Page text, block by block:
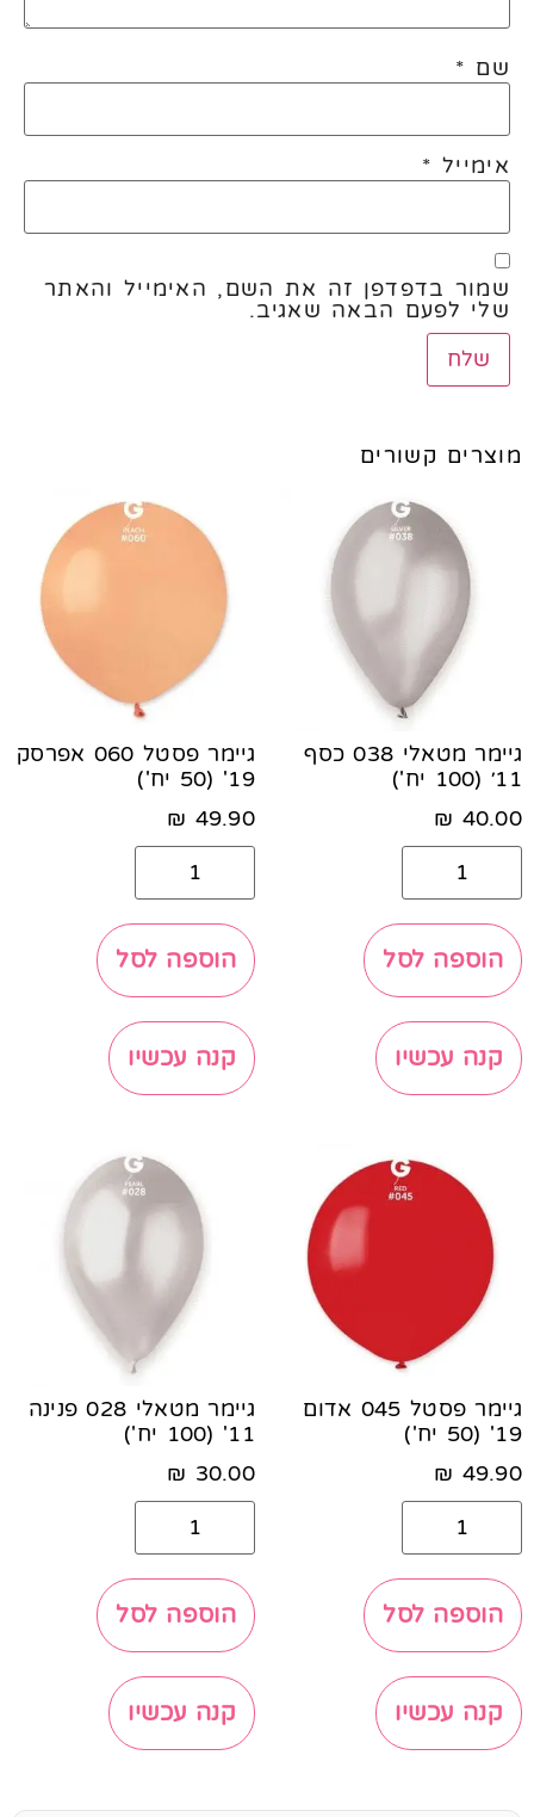
שם *
אימייל *
שמור בדפדפן זה את השם, האימייל והאתר
שלי לפעם הבאה שאגיב.
מוצרים קשורים
גיימר מטאלי 038 כסף
11׳ (100 יח')
40.00
₪
הוספה לסל
קנה עכשיו
גיימר פסטל 060 אפרסק
19' (50 יח')
49.90
₪
הוספה לסל
קנה עכשיו
גיימר פסטל 045 אדום
19' (50 יח')
49.90
₪
הוספה לסל
קנה עכשיו
גיימר מטאלי 028 פנינה
11' (100 יח')
30.00
₪
הוספה לסל
קנה עכשיו